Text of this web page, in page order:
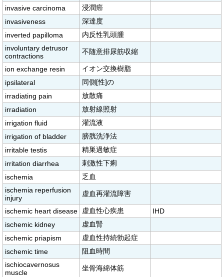
invasive carcinoma
浸潤癌
invasiveness
深達度
inverted papilloma
内反性乳頭腫
involuntary detrusor
contractions
不随意排尿筋収縮
ion exchange resin
イオン交換樹脂
ipsilateral
同側[性]の
irradiating pain
放散痛
irradiation
放射線照射
irrigation fluid
灌流液
irrigation of bladder
膀胱洗浄法
irritable testis
精巣過敏症
irritation diarrhea
刺激性下痢
ischemia
乏血
ischemia reperfusion
injury
虚血再灌流障害
ischemic heart disease 虚血性心疾患
IHD
ischemic kidney
虚血腎
ischemic priapism
虚血性持続勃起症
ischemic time
阻血時間
ischiocavernosus
muscle
坐骨海綿体筋